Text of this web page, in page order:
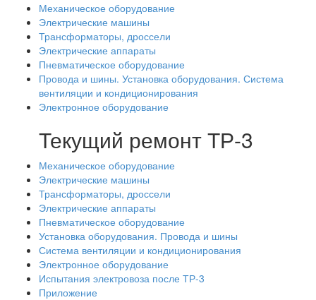
Механическое оборудование
Электрические машины
Трансформаторы, дроссели
Электрические аппараты
Пневматическое оборудование
Провода и шины. Установка оборудования. Система
вентиляции и кондиционирования
Электронное оборудование
Текущий ремонт ТР-3
Механическое оборудование
Электрические машины
Трансформаторы, дроссели
Электрические аппараты
Пневматическое оборудование
Установка оборудования. Провода и шины
Система вентиляции и кондиционирования
Электронное оборудование
Испытания электровоза после ТР-3
Приложение